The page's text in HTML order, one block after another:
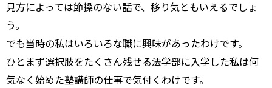
見方によっては節操のない話で、移り気ともいえるでしょ
う。
でも当時の私はいろいろな職に興味があったわけです。
ひとまず選択肢をたくさん残せる法学部に入学した私は何
気なく始めた塾講師の仕事で気付くわけです。